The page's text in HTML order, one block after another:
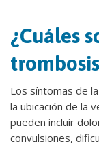
¿Cuáles
Los síntomas de
la ubicación de la
pueden incluir
convulsiones,